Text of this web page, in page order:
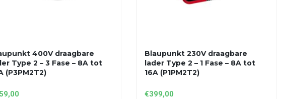
400V draagbare
Type 2 – 3 Fase – 8A tot
(P3PM2T2)
Blaupunkt 230V draagbare
lader Type 2 – 1 Fase – 8A tot
16A (P1PM2T2)
€399,00